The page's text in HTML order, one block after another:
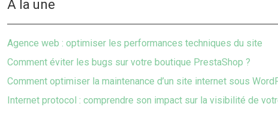
À la une
Agence web : optimiser les performances techniques du site
Comment éviter les bugs sur votre boutique PrestaShop ?
Comment optimiser la maintenance d’un site internet sous
Internet protocol : comprendre son impact sur la visibilité de